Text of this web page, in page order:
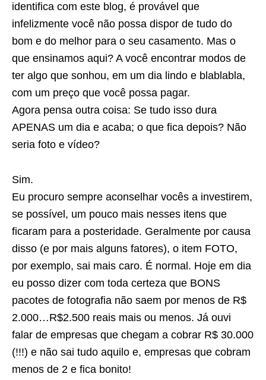
identifica com este blog, é provável que
infelizmente você não possa dispor de tudo do
bom e do melhor para o seu casamento. Mas o
que ensinamos aqui? A você encontrar modos de
ter algo que sonhou, em um dia lindo e blablabla,
com um preço que você possa pagar.
Agora pensa outra coisa: Se tudo isso dura
APENAS um dia e acaba; o que fica depois? Não
seria foto e vídeo?
Sim.
Eu procuro sempre aconselhar vocês a investirem,
se possível, um pouco mais nesses itens que
ficaram para a posteridade. Geralmente por causa
disso (e por mais alguns fatores), o item FOTO,
por exemplo, sai mais caro. É normal. Hoje em dia
eu posso dizer com toda certeza que BONS
pacotes de fotografia não saem por menos de R$
2.000…R$2.500 reais mais ou menos. Já ouvi
falar de empresas que chegam a cobrar R$ 30.000
(!!!) e não sai tudo aquilo e, empresas que cobram
menos de 2 e fica bonito!